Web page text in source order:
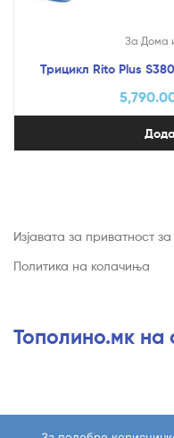
За Дома
Трицикл Rito Plus
Изјавата за приватност
Политика на колачиња
Тополино.мк на